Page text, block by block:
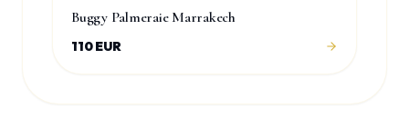
Buggy Palmeraie Marrakech
110 EUR